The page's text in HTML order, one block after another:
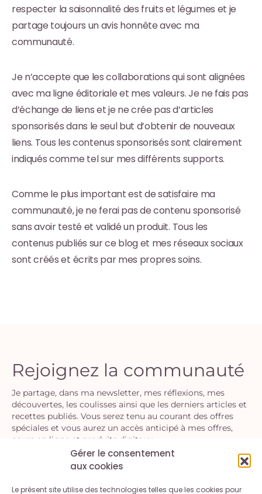
Gérer le consentement
aux cookies
Le présent site utilise des technologies telles que les cookies pour
respecter la saisonnalité des fruits et légumes et je
partage toujours un avis honnête avec ma
communauté.
Je n’accepte que les collaborations qui sont alignées
avec ma ligne éditoriale et mes valeurs. Je ne fais pas
d’échange de liens et je ne crée pas d’articles
sponsorisés dans le seul but d’obtenir de nouveaux
liens. Tous les contenus sponsorisés sont clairement
indiqués comme tel sur mes différents supports.
Comme le plus important est de satisfaire ma
communauté, je ne ferai pas de contenu sponsorisé
sans avoir testé et validé un produit. Tous les
contenus publiés sur ce blog et mes réseaux sociaux
sont créés et écrits par mes propres soins.
Rejoignez la communauté
Je partage, dans ma newsletter, mes réflexions, mes
découvertes, les coulisses ainsi que les derniers articles et
recettes publiés. Vous serez tenu au courant des offres
spéciales et vous aurez un accès anticipé à mes offres,
cours en ligne et produits digitaux.